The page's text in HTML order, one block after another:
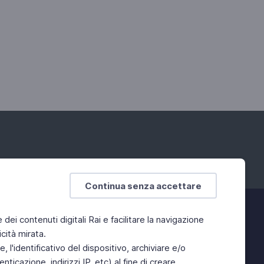
Continua senza accettare
contenuti digitali Rai e facilitare la navigazione
mirata.
l'identificativo del dispositivo, archiviare e/o